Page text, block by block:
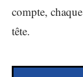
compte,
tête.